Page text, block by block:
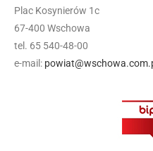
Plac Kosynierów 1c
67-400 Wschowa
tel. 65 540-48-00
e-mail: